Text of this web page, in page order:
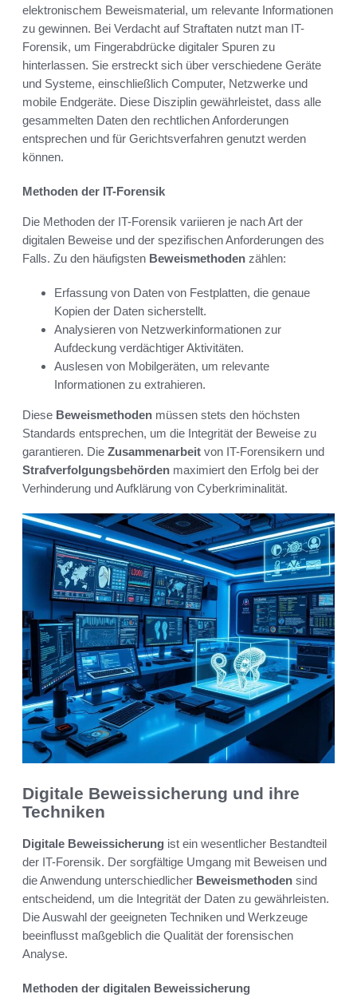
elektronischem Beweismaterial, um relevante Informationen
zu gewinnen. Bei Verdacht auf Straftaten nutzt man IT-
Forensik, um Fingerabdrücke digitaler Spuren zu
hinterlassen. Sie erstreckt sich über verschiedene Geräte
und Systeme, einschließlich Computer, Netzwerke und
mobile Endgeräte. Diese Disziplin gewährleistet, dass alle
gesammelten Daten den rechtlichen Anforderungen
entsprechen und für Gerichtsverfahren genutzt werden
können.
Methoden der IT-Forensik
Die Methoden der IT-Forensik variieren je nach Art der
digitalen Beweise und der spezifischen Anforderungen des
Falls. Zu den häufigsten Beweismethoden zählen:
Erfassung von Daten von Festplatten, die genaue
Kopien der Daten sicherstellt.
Analysieren von Netzwerkinformationen zur
Aufdeckung verdächtiger Aktivitäten.
Auslesen von Mobilgeräten, um relevante
Informationen zu extrahieren.
Diese Beweismethoden müssen stets den höchsten
Standards entsprechen, um die Integrität der Beweise zu
garantieren. Die Zusammenarbeit von IT-Forensikern und
Strafverfolgungsbehörden maximiert den Erfolg bei der
Verhinderung und Aufklärung von Cyberkriminalität.
Digitale Beweissicherung und ihre
Techniken
Digitale Beweissicherung ist ein wesentlicher Bestandteil
der IT-Forensik. Der sorgfältige Umgang mit Beweisen und
die Anwendung unterschiedlicher Beweismethoden sind
entscheidend, um die Integrität der Daten zu gewährleisten.
Die Auswahl der geeigneten Techniken und Werkzeuge
beeinflusst maßgeblich die Qualität der forensischen
Analyse.
Methoden der digitalen Beweissicherung